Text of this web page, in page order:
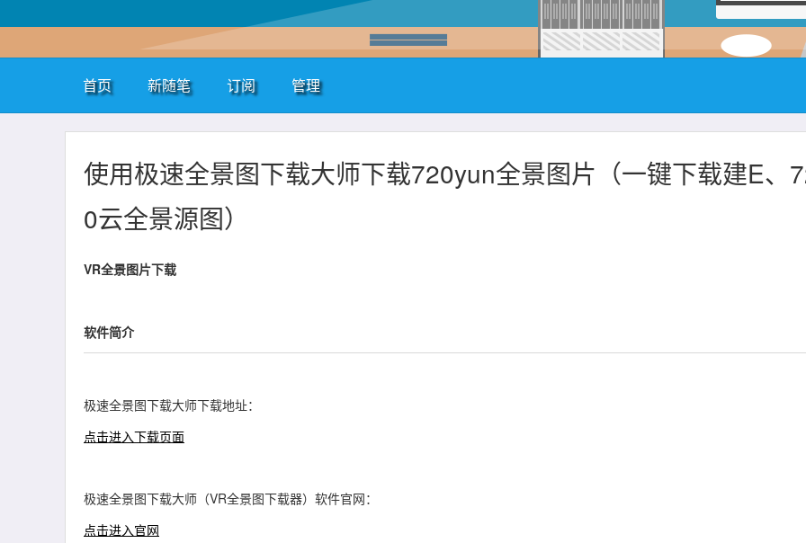
首页 新随笔 订阅 管理
使用极速全景图下载大师下载720yun全景图片（一键下载建E、
0云全景源图）
VR全景图片下载
软件简介
极速全景图下载大师下载地址：
点击进入下载页面
极速全景图下载大师（VR全景图下载器）软件官网：
点击进入官网